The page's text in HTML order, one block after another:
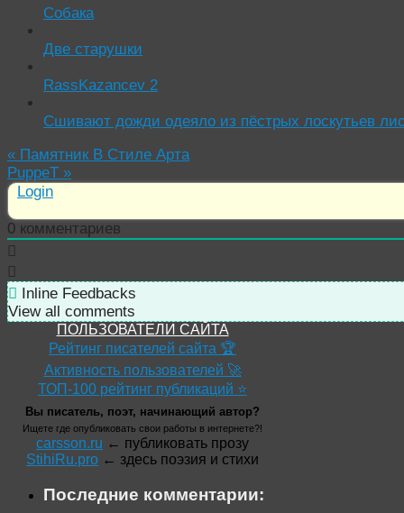
Cобака
Две старушки
RassKazancev 2
Сшивают дожди одеяло из пёстрых лоскутьев
« Памятник В Стиле Арта
PuppeT »
Login
0 комментариев
Inline Feedbacks
View all comments
ПОЛЬЗОВАТЕЛИ САЙТА
Рейтинг писателей сайта 🏆
Активность пользователей 🚀
ТОП-100 рейтинг публикаций ⭐
Вы писатель, поэт, начинающий автор?
Ищете где опубликовать свои работы в интернете?!
carsson.ru ← публиковать прозу
StihiRu.pro ← здесь поэзия и стихи
Последние комментарии: